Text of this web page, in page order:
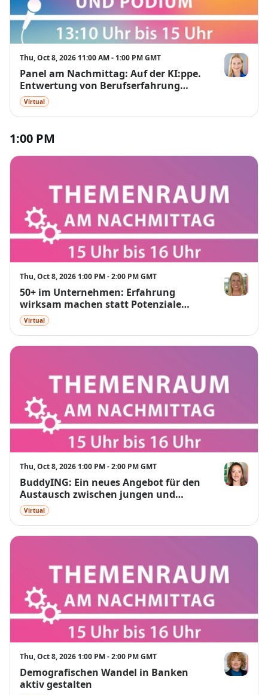
Thu, Oct 8, 2026 11:00 AM - 1:00 PM GMT
Panel am Nachmittag: Auf der KI:ppe.
Entwertung von Berufserfahrung
durch KI versus strategische Vorteile
für erfahrene Mitarbeitende
Inga
Virtual
1:00 PM
Thu, Oct 8, 2026 1:00 PM - 2:00 PM GMT
50+ im Unternehmen: Erfahrung
wirksam machen statt Potenziale
verschenken
Charlotte
Virtual
Thu, Oct 8, 2026 1:00 PM - 2:00 PM GMT
BuddyING: Ein neues Angebot für den
Austausch zwischen jungen und
älteren Kolleg*innen
Katharina
Virtual
Thu, Oct 8, 2026 1:00 PM - 2:00 PM GMT
Demografischen Wandel in Banken
aktiv gestalten
Birgit Schön